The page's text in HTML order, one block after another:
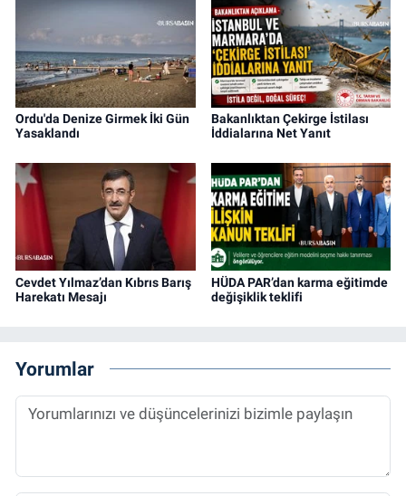
Ordu'da Denize Girmek İki Gün
Yasaklandı
Bakanlıktan Çekirge İstilası
İddialarına Net Yanıt
Cevdet Yılmaz’dan Kıbrıs Barış
Harekatı Mesajı
HÜDA PAR’dan karma eğitimde
değişiklik teklifi
Yorumlar